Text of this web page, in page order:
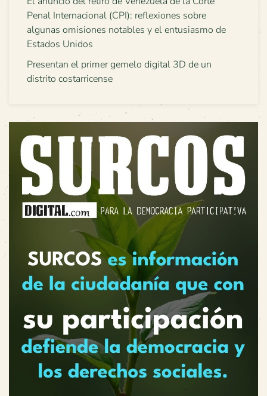
Penal Internacional (CPI): reflexiones sobre
algunas omisiones notables y el entusiasmo de
Estados Unidos
Presentan el primer gemelo digital 3D de un
distrito costarricense